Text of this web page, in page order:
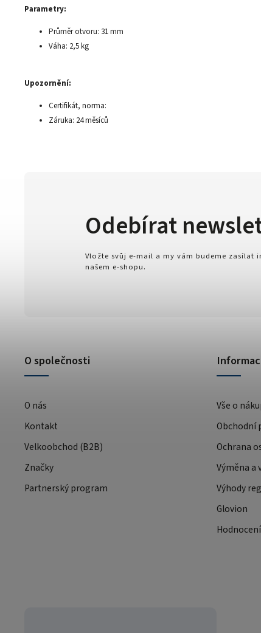
Parametry:
Průměr otvoru: 31 mm
Váha: 2,5 kg
Upozornění:
Certifikát, norma:
Záruka: 24 měsíců
O společnosti
O nás
Kontakt
Velkoobchod (B2B)
Značky
Partnerský program
Vše o
Obchodní
Ochrana
Výměna a
Výhody
Glovion
Hodnocení
Odebírat
Vložte svůj e-mail a my vám budeme zasílat
našem e-shopu.